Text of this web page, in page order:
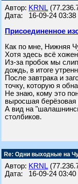
Автор: KRNL
Дата: 16-09-24 03:38
Присоединенное
Как по мне, Нижняя
Хотя здесь всё
Из-за пробок мы
дождь, в итоге
После завтрака и
точку, которую я
Не знаю, кому это
выросшая берёзовая
А вид на
столбиков.
Re: Одни выходные на
Автор: KRNL
Дата: 16-09-24 03:40